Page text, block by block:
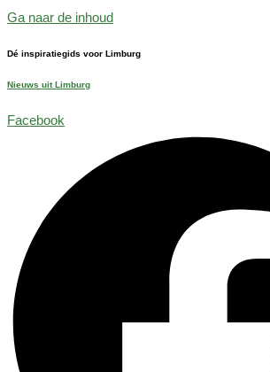
Ga naar de inhoud
Dé inspiratiegids voor Limburg
Nieuws uit Limburg
Facebook